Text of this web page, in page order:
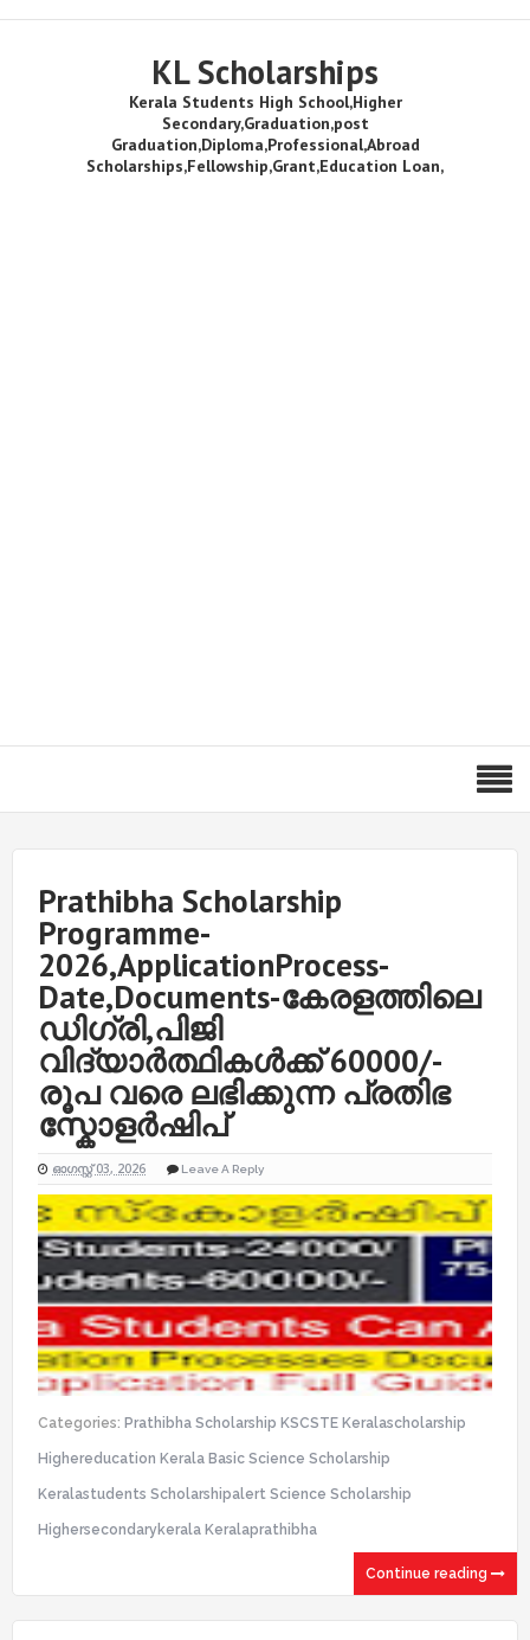
KL Scholarships
Kerala Students High School,Higher
Secondary,Graduation,post
Graduation,Diploma,Professional,Abroad
Scholarships,Fellowship,Grant,Education Loan,
Prathibha Scholarship
Programme-
2026,ApplicationProcess-
Date,Documents-കേരളത്തിലെ
ഡിഗ്രി,പിജി
വിദ്യാർത്ഥികൾക്ക് 60000/-
രൂപ വരെ ലഭിക്കുന്ന പ്രതിഭ
സ്കോളർഷിപ്
ഓഗസ്റ്റ് 03, 2026 Leave A Reply
Categories: Prathibha Scholarship KSCSTE Keralascholarship
Highereducation Kerala Basic Science Scholarship
Keralastudents Scholarshipalert Science Scholarship
Highersecondarykerala Keralaprathibha
Continue reading